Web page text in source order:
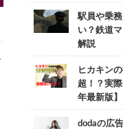
駅員や乗
い？鉄道
解説
ヒカキン
超！？実
年最新版】
dodaの広